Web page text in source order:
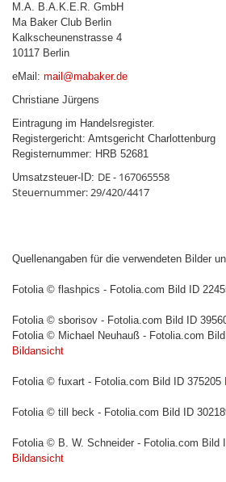
M.A. B.A.K.E.R. GmbH
Ma Baker Club Berlin
Kalkscheunenstrasse 4
10117 Berlin
eMail: mail@mabaker.de
Christiane Jürgens
Eintragung im Handelsregister.
Registergericht: Amtsgericht Charlottenburg
Registernummer: HRB 52681
Umsatzsteuer-ID: DE- 167065558
Steuernummer: 29/420/4417
Quellenangaben für die verwendeten Bilder
Fotolia © flashpics - Fotolia.com Bild ID
Fotolia © sborisov - Fotolia.com Bild ID
Fotolia © Michael Neuhauß - Fotolia.com
Bildansicht
Fotolia © fuxart - Fotolia.com Bild ID 375205
Fotolia © till beck - Fotolia.com Bild ID
Fotolia © B. W. Schneider - Fotolia.com Bild
Bildansicht